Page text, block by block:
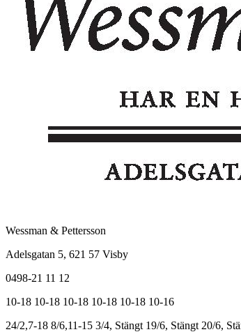
Wessman & Pettersson
Adelsgatan 5, 621 57 Visby
0498-21 11 12
10-18 10-18 10-18 10-18 10-18 10-16
24/2,7-18 8/6,11-15 3/4, Stängt 19/6, Stängt 20/6,